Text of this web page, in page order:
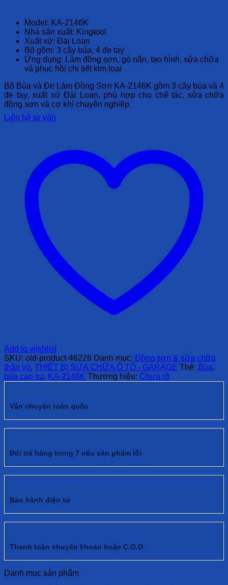
Model: KA-2146K
Nhà sản xuất: Kingtool
Xuất xứ: Đài Loan
Bộ gồm: 3 cây búa, 4 đe tay
Ứng dụng: Làm đồng sơn, gò nắn, tạo hình, sửa chữa
và phục hồi chi tiết kim loại
Bộ Búa và Đe Làm Đồng Sơn KA-2146K gồm 3 cây búa và 4
đe tay, xuất xứ Đài Loan, phù hợp cho chế tác, sửa chữa
đồng sơn và cơ khí chuyên nghiệp.
Liên hệ tư vấn
Add to wishlist
SKU: old-product-46226 Danh mục: Đồng sơn & sửa chữa
thân vỏ, THIẾT BỊ SỬA CHỮA Ô TÔ - GARAGE Thẻ: Búa,
búa cao su, KA-2146K Thương hiệu: Chưa rõ
Vận chuyển toàn quốc
Đổi trả hàng trong 7 nếu sản phẩm lỗi
Bảo hành điện tử
Thanh toàn chuyển khoản hoặc C.O.D
Danh mục sản phẩm